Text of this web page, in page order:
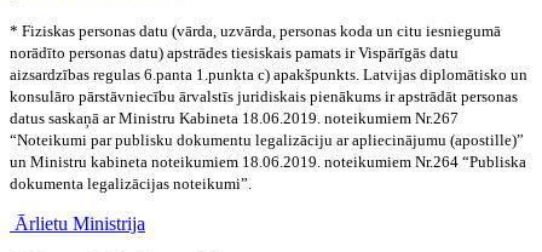
* Fiziskas personas datu (vārda, uzvārda, personas koda un citu iesniegumā
norādīto personas datu) apstrādes tiesiskais pamats ir Vispārīgās datu
aizsardzības regulas 6.panta 1.punkta c) apakšpunkts. Latvijas diplomātisko un
konsulāro pārstāvniecību ārvalstīs juridiskais pienākums ir apstrādāt personas
datus saskaņā ar Ministru Kabineta 18.06.2019. noteikumiem Nr.267
“Noteikumi par publisku dokumentu legalizāciju ar apliecinājumu (apostille)”
un Ministru kabineta noteikumiem 18.06.2019. noteikumiem Nr.264 “Publiska
dokumenta legalizācijas noteikumi”.
Ārlietu Ministrija